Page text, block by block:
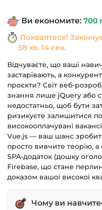
Ви економите: 700
Покваптеся!
58 хв. 14 сек.
Відчуваєте, що ваші
застарівають, а
проєкти? Світ веб-
знання лише jQuery або
недостатньо, щоб бути
ризикуєте залишитися
високооплачувані
Vue.js — ваш шанс
просто вивчите теорію,
SPA-додаток (дошку
Firebase, що стане
доказом вашої високої
Чому ви